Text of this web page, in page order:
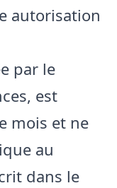
autorisation
par le
est
mois et ne
au
dans le